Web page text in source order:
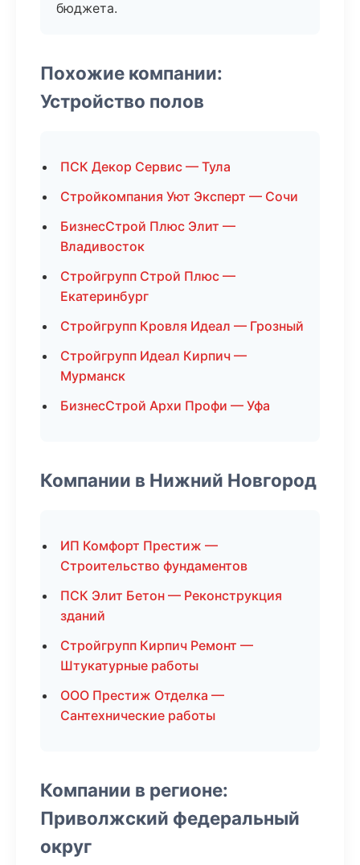
бюджета.
Похожие компании:
Устройство полов
ПСК Декор Сервис — Тула
Стройкомпания Уют Эксперт — Сочи
БизнесСтрой Плюс Элит —
Владивосток
Стройгрупп Строй Плюс —
Екатеринбург
Стройгрупп Кровля Идеал — Грозный
Стройгрупп Идеал Кирпич —
Мурманск
БизнесСтрой Архи Профи — Уфа
Компании в Нижний Новгород
ИП Комфорт Престиж —
Строительство фундаментов
ПСК Элит Бетон — Реконструкция
зданий
Стройгрупп Кирпич Ремонт —
Штукатурные работы
ООО Престиж Отделка —
Сантехнические работы
Компании в регионе:
Приволжский федеральный
округ